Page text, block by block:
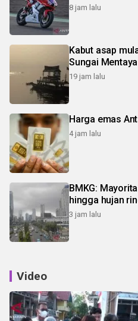
8 jam lalu
Kabut asap
Sungai
19 jam lalu
Harga emas
4 jam lalu
BMKG:
hingga hujan
3 jam lalu
Video